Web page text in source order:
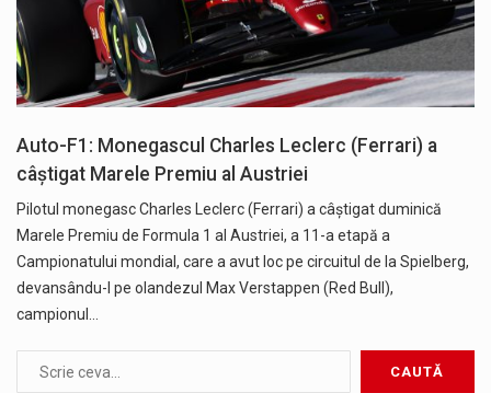
Auto-F1: Monegascul Charles Leclerc (Ferrari) a
câştigat Marele Premiu al Austriei
Pilotul monegasc Charles Leclerc (Ferrari) a câştigat duminică
Marele Premiu de Formula 1 al Austriei, a 11-a etapă a
Campionatului mondial, care a avut loc pe circuitul de la Spielberg,
devansându-l pe olandezul Max Verstappen (Red Bull),
campionul…